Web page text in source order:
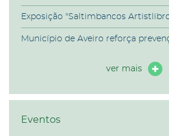
Exposição "Saltimbancos
Município de Aveiro reforça
ver mais
Eventos